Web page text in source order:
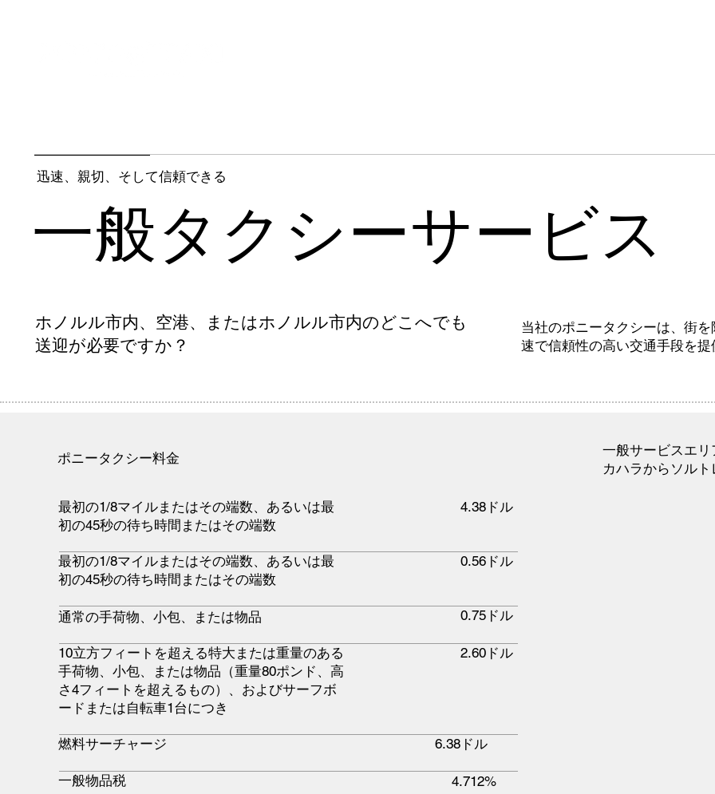
ホノルル市内、空港、またはホノルル市内のどこへでも
送迎が必要ですか？
当社のポニータクシーは、街
速で信頼性の高い交通手段を提
迅速、親切、そして信頼できる
一般タクシーサービス
ポニータクシー料金
最初の1/8マイルまたはその端数、あるいは最
初の45秒の待ち時間またはその端数
4.38ドル
最初の1/8マイルまたはその端数、あるいは最
初の45秒の待ち時間またはその端数
0.56ドル
通常の手荷物、小包、または物品 0.75ドル
10立方フィートを超える特大または重量のある
手荷物、小包、または物品（重量80ポンド、高
さ4フィートを超えるもの）、およびサーフボ
ードまたは自転車1台につき
2.60ドル
燃料サーチャージ 6.38ドル
一般物品税 4.712%
一般サービスエリ
カハラからソル